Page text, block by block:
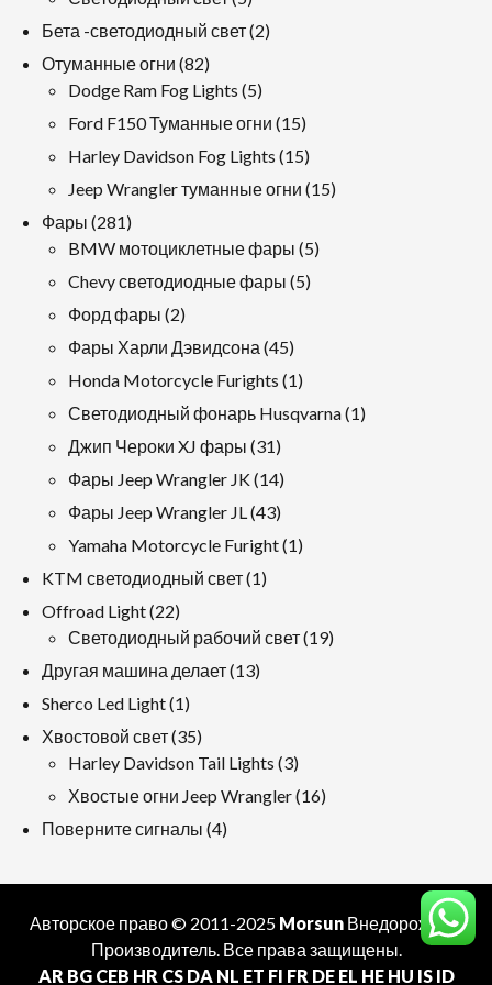
продукция
Бета -светодиодный свет 22
Отуманные огни 8282
продукция
Dodge Ram Fog Lights 55
продукция
Ford F150 Туманные огни 1515
продукция
Harley Davidson Fog Lights 1515
продукция
Jeep Wrangler туманные огни 1515
Фары 281281
продукция
BMW мотоциклетные фары 55
Chevy светодиодные фары 55
Форд фары 22
продукция
Фары Харли Дэвидсона 4545
продукция
Honda Motorcycle Furights 11
продукт
Светодиодный фонарь Husqvarna 11
Джип Чероки XJ фары 3131
продукция
Фары Jeep Wrangler JK 1414
продукция
Фары Jeep Wrangler JL 4343
продукция
Yamaha Motorcycle Furight 11
KTM светодиодный свет 11
Offroad Light 2222
продукция
Светодиодный рабочий свет 1919
Другая машина делает 1313
Sherco Led Light 11
продукт
Хвостовой свет 3535
продукция
Harley Davidson Tail Lights 33
продукция
Хвостые огни Jeep Wrangler 1616
Поверните сигналы 44
Авторское право © 2011-2025 MorsunВнедорожный
Производитель. Все права защищены.
AR BG CEB HR CS DA NL ET FI FR DE EL HE HU IS ID